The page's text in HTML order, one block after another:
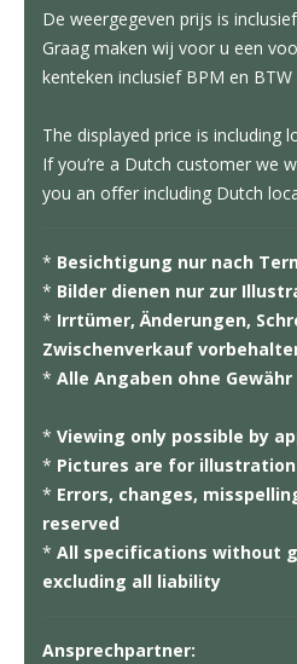
De weergegeven prijs is
Graag maken wij voor u een
kenteken inclusief BPM en BTW
The displayed price is including
If you’re a Dutch customer we
you an offer including Dutch
* Besichtigung nur nach
* Bilder dienen nur zur
* Irrtümer, Änderungen,
Zwischenverkauf
*Alle Angaben ohne Gewähr
*Viewing only possible by
* Pictures are for
* Errors, changes,
reserved
*All specifications without
excluding all liability
Ansprechpartner: